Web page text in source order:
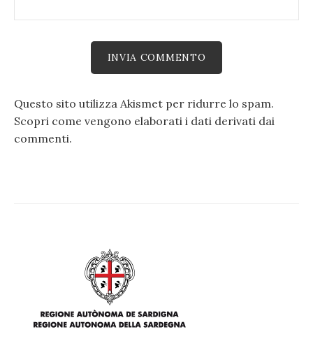
Questo sito utilizza Akismet per ridurre lo spam.
Scopri come vengono elaborati i dati derivati dai
commenti.